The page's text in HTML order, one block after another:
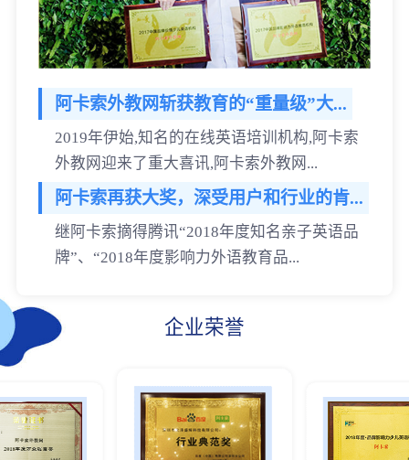
阿卡索外教网斩获教育的“重量级”大...
2019年伊始,知名的在线英语培训机构,阿卡索
外教网迎来了重大喜讯,阿卡索外教网...
阿卡索再获大奖，深受用户和行业的肯...
继阿卡索摘得腾讯“2018年度知名亲子英语品
牌”、“2018年度影响力外语教育品...
企业荣誉